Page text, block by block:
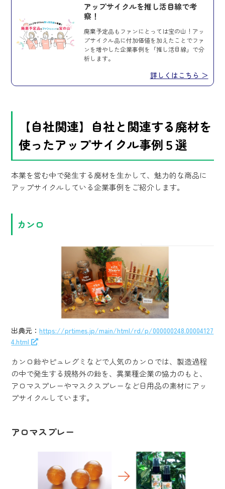
アップサイクルを推し活目線で考
察！
廃棄予定品もファンにとっては宝の山！アッ
プサイクル品に付加価値を加えたことでファ
ンを増やした企業事例を「推し活目線」で分
析します。
詳しくはこちら ＞
【自社関連】自社と関連する廃材を
使ったアップサイクル事例５選
本業を営む中で発生する廃材を生かして、魅力的な商品に
アップサイクルしている企業事例をご紹介します。
カンロ
出典元：https://prtimes.jp/main/html/rd/p/000000248.00004127
4.html
カンロ飴やピュレグミなどで人気のカンロでは、製造過程
の中で発生する規格外の飴を、異業種企業の協力のもと、
アロマスプレーやマスクスプレーなど日用品の素材にアッ
プサイクルしています。
アロマスプレー